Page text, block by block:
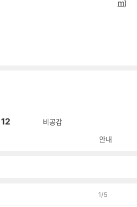
m)
12 비공감
안내
1/5